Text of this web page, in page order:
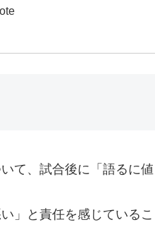
、試合後に「語るに
」と責任を感じている